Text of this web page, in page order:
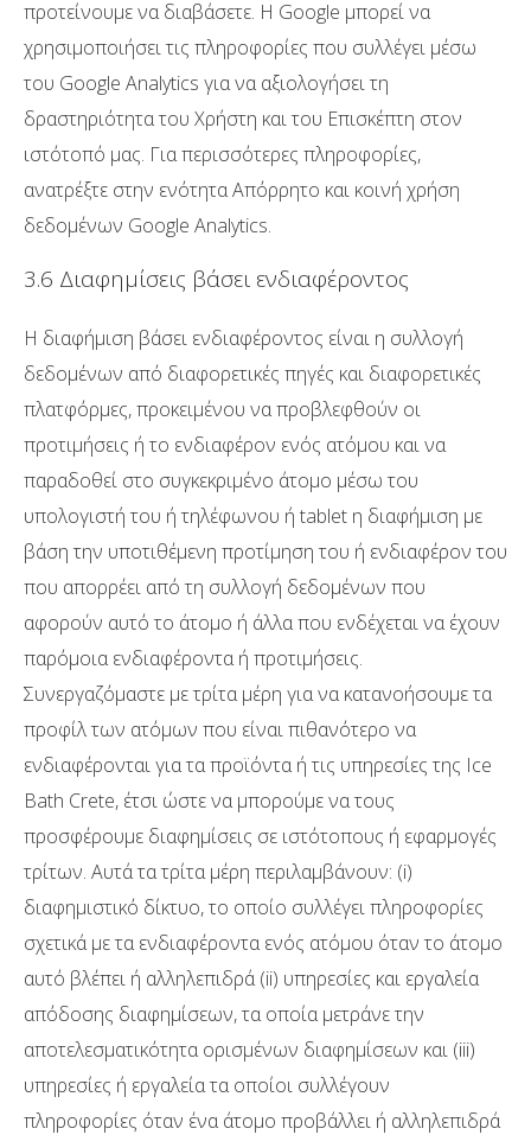
προτείνουμε να διαβάσετε. Η Google μπορεί να
χρησιμοποιήσει τις πληροφορίες που συλλέγει μέσω
του Google Analytics για να αξιολογήσει τη
δραστηριότητα του Χρήστη και του Επισκέπτη στον
ιστότοπό μας. Για περισσότερες πληροφορίες,
ανατρέξτε στην ενότητα Απόρρητο και κοινή χρήση
δεδομένων Google Analytics.
3.6 Διαφημίσεις βάσει ενδιαφέροντος
Η διαφήμιση βάσει ενδιαφέροντος είναι η συλλογή
δεδομένων από διαφορετικές πηγές και διαφορετικές
πλατφόρμες, προκειμένου να προβλεφθούν οι
προτιμήσεις ή το ενδιαφέρον ενός ατόμου και να
παραδοθεί στο συγκεκριμένο άτομο μέσω του
υπολογιστή του ή τηλέφωνου ή tablet η διαφήμιση με
βάση την υποτιθέμενη προτίμηση του ή ενδιαφέρον του
που απορρέει από τη συλλογή δεδομένων που
αφορούν αυτό το άτομο ή άλλα που ενδέχεται να έχουν
παρόμοια ενδιαφέροντα ή προτιμήσεις.
Συνεργαζόμαστε με τρίτα μέρη για να κατανοήσουμε τα
προφίλ των ατόμων που είναι πιθανότερο να
ενδιαφέρονται για τα προϊόντα ή τις υπηρεσίες της Ice
Bath Crete, έτσι ώστε να μπορούμε να τους
προσφέρουμε διαφημίσεις σε ιστότοπους ή εφαρμογές
τρίτων. Αυτά τα τρίτα μέρη περιλαμβάνουν: (i)
διαφημιστικό δίκτυο, το οποίο συλλέγει πληροφορίες
σχετικά με τα ενδιαφέροντα ενός ατόμου όταν το άτομο
αυτό βλέπει ή αλληλεπιδρά (ii) υπηρεσίες και εργαλεία
απόδοσης διαφημίσεων, τα οποία μετράνε την
αποτελεσματικότητα ορισμένων διαφημίσεων και (iii)
υπηρεσίες ή εργαλεία τα οποίοι συλλέγουν
πληροφορίες όταν ένα άτομο προβάλλει ή αλληλεπιδρά